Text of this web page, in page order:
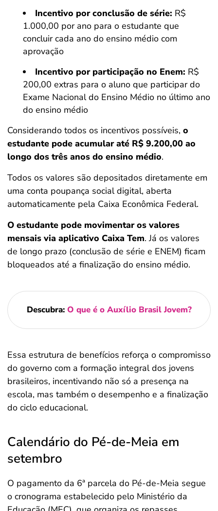
Incentivo por conclusão de série: R$
1.000,00 por ano para o estudante que
concluir cada ano do ensino médio com
aprovação
Incentivo por participação no Enem: R$
200,00 extras para o aluno que participar do
Exame Nacional do Ensino Médio no último ano
do ensino médio
Considerando todos os incentivos possíveis, o
estudante pode acumular até R$ 9.200,00 ao
longo dos três anos do ensino médio.
Todos os valores são depositados diretamente em
uma conta poupança social digital, aberta
automaticamente pela Caixa Econômica Federal.
O estudante pode movimentar os valores
mensais via aplicativo Caixa Tem. Já os valores
de longo prazo (conclusão de série e ENEM) ficam
bloqueados até a finalização do ensino médio.
Descubra: O que é o Auxílio Brasil Jovem?
Essa estrutura de benefícios reforça o compromisso
do governo com a formação integral dos jovens
brasileiros, incentivando não só a presença na
escola, mas também o desempenho e a finalização
do ciclo educacional.
Calendário do Pé-de-Meia em
setembro
O pagamento da 6ª parcela do Pé-de-Meia segue
o cronograma estabelecido pelo Ministério da